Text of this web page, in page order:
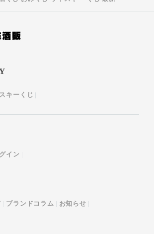
キーくじ
イン
ブランドコラム お知らせ